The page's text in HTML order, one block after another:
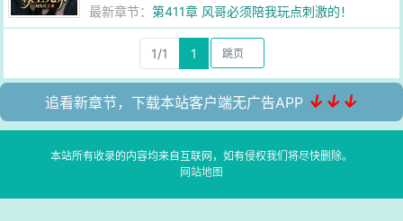
最新章节：第411章 风哥必须陪我玩点刺激的！
1/1 1
追看新章节，下载本站客户端无广告APP ↓↓↓
本站所有收录的内容均来自互联网，如有侵权我们将尽快删除。
网站地图